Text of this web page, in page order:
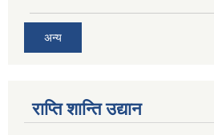
अन्य
राप्ति शान्ति उद्यान